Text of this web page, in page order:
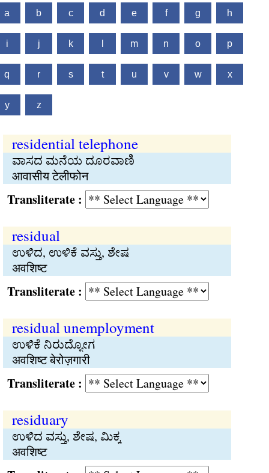
a b c d e f g h
i j k m n o p
q r s t u v w x
y z
residential telephone
ವಾಸದ ಮನೆಯ ದೂರವಾಣಿ
आवासीय टेलीफोन
:
residual
ಉಳಿದ, ಉಳಿಕೆ ವಸ್ತು, ಶೇಷ
अवशिष्ट
:
residual unemployment
ಉಳಿಕೆ ನಿರುದ್ಯೋಗ
अवशिष्ट बेरोज़गारी
:
residuary
ಉಳಿದ ವಸ್ತು, ಶೇಷ, ಮಿಕ್ಕ
अवशिष्ट